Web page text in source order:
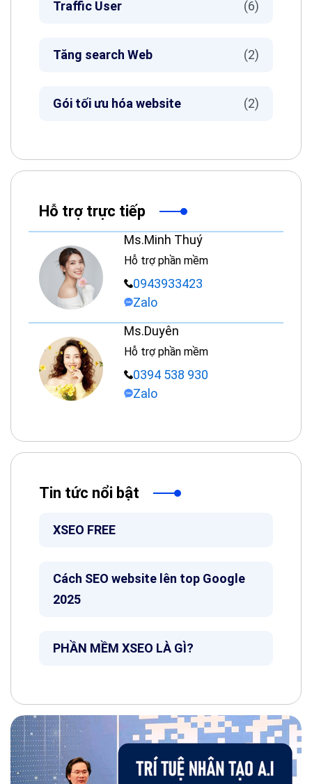
Traffic User (6)
Tăng search Web (2)
Gói tối ưu hóa website (2)
Hỗ trợ trực tiếp
Ms.Minh Thuý
Hỗ trợ phần mềm
0943933423
Zalo
Ms.Duyên
Hỗ trợ phần mềm
0394 538 930
Zalo
Tin tức nổi bật
XSEO FREE
Cách SEO website lên top Google
2025
PHẦN MỀM XSEO LÀ GÌ?